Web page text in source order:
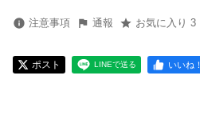
注意事項 通報 お気に入り 3
ポスト LINEで送る いいね！